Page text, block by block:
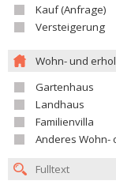
Kauf (Anfrage)
Versteigerung
Wohn- und
Gartenhaus
Landhaus
Familienvilla
Anderes Wohn-